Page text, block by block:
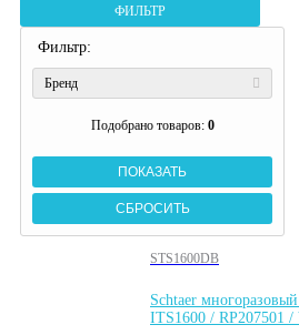
ФИЛЬТР
Фильтр:
Бренд
Подобрано товаров: 0
STS1600DB
Schtaer
ITS1600 / RP207501 /